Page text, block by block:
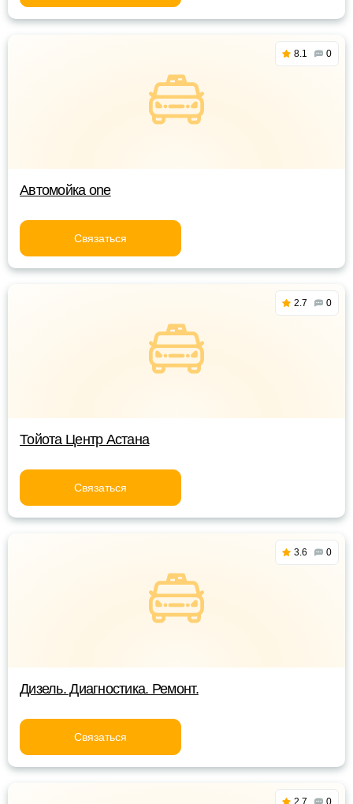
8.1 0
Автомойка one
Связаться
2.7 0
Тойота Центр Астана
Связаться
3.6 0
Дизель. Диагностика. Ремонт.
Связаться
2.7 0